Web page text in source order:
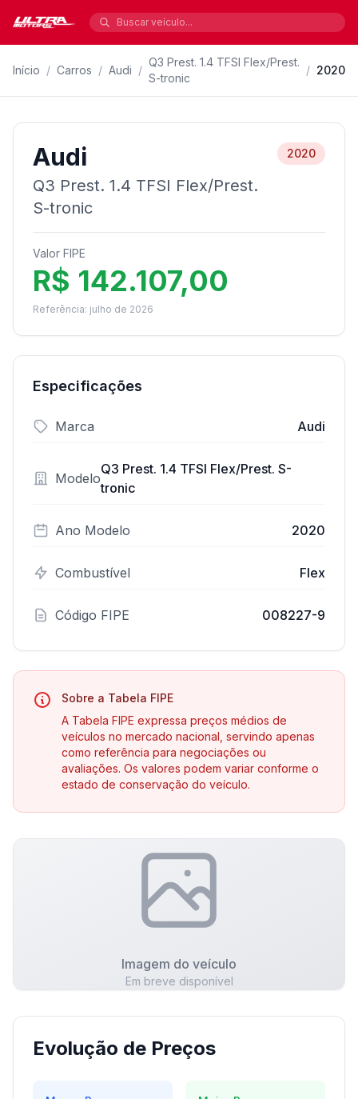
Início / Carros / Audi /
Q3 Prest. 1.4 TFSI Flex/Prest.
S-tronic
/ 2020
Audi
Q3 Prest. 1.4 TFSI Flex/Prest.
S-tronic
2020
Valor FIPE
R$ 142.107,00
Referência: julho de 2026
Especificações
Marca Audi
Modelo
Q3 Prest. 1.4 TFSI Flex/Prest. S-
tronic
Ano Modelo 2020
Combustível Flex
Código FIPE 008227-9
Sobre a Tabela FIPE
A Tabela FIPE expressa preços médios de
veículos no mercado nacional, servindo apenas
como referência para negociações ou
avaliações. Os valores podem variar conforme o
estado de conservação do veículo.
Imagem do veículo
Em breve disponível
Evolução de Preços